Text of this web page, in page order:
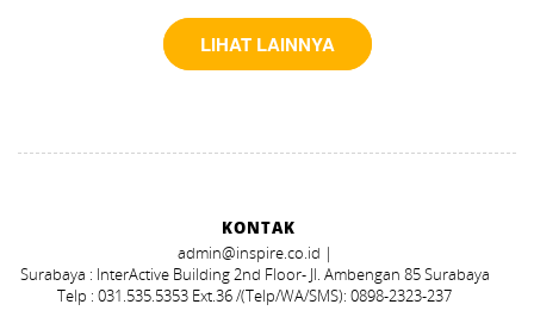
LIHAT LAINNYA
KONTAK
admin@inspire.co.id |
Surabaya : InterActive Building 2nd Floor- Jl. Ambengan 85 Surabaya
Telp : 031.535.5353 Ext.36 /(Telp/WA/SMS): 0898-2323-237